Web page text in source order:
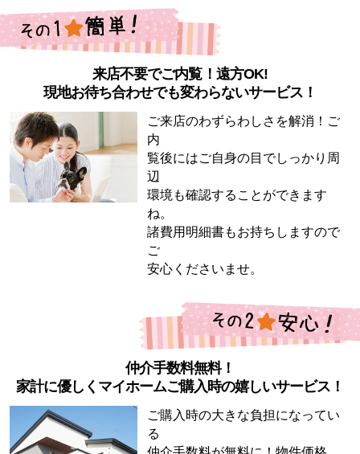
来店不要でご内覧！遠方OK!
現地お待ち合わせでも変わらないサービス！
ご来店のわずらわしさを解消！ご
内
覧後にはご自身の目でしっかり周
辺
環境も確認することができます
ね。
諸費用明細書もお持ちしますので
ご
安心くださいませ。
仲介手数料無料！
家計に優しくマイホームご購入時の嬉しいサービス！
ご購入時の大きな負担になってい
る